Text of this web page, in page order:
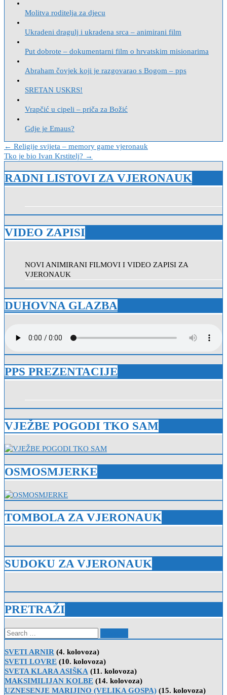
Molitva roditelja za djecu
Ukradeni dragulj i ukradena srca – animirani film
Put dobrote – dokumentarni film o hrvatskim misionarima
Abraham čovjek koji je razgovarao s Bogom – pps
SRETAN USKRS!
Vrapčić u cipeli – priča za Božić
Gdje je Emaus?
Navigacija
objava
← Religije svijeta – memory game vjeronauk
Tko je bio Ivan Krstitelj? →
RADNI LISTOVI ZA VJERONAUK
VIDEO ZAPISI
NOVI ANIMIRANI FILMOVI I VIDEO ZAPISI ZA
VJERONAUK
DUHOVNA GLAZBA
PPS PREZENTACIJE
VJEŽBE POGODI TKO SAM
OSMOSMJERKE
TOMBOLA ZA VJERONAUK
SUDOKU ZA VJERONAUK
PRETRAŽI
Search
for:
SVETI ARNIR (4. kolovoza)
SVETI LOVRE (10. kolovoza)
SVETA KLARA ASIŠKA (11. kolovoza)
MAKSIMILIJAN KOLBE (14. kolovoza)
UZNESENJE MARIJINO (VELIKA GOSPA) (15. kolovoza)